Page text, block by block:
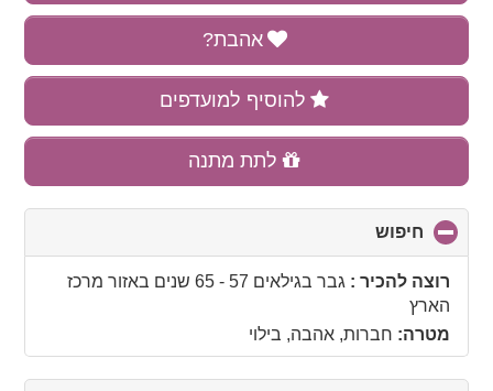
אהבת?
להוסיף למועדפים
לתת מתנה
חיפוש
to
collapseרוצה להכיר : גבר בגילאים 57 - 65 שנים באזור מרכז
הארץ
מטרה: חברות, אהבה, בילוי